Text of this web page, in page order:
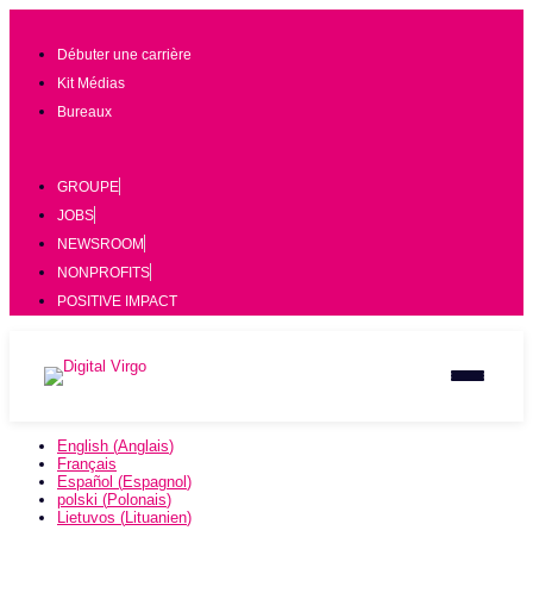
Débuter une carrière
Kit Médias
Bureaux
GROUPE
JOBS
NEWSROOM
NONPROFITS
POSITIVE IMPACT
English (Anglais)
Français
Español (Espagnol )
polski (Polonais)
Lietuvos ( Lituanien)